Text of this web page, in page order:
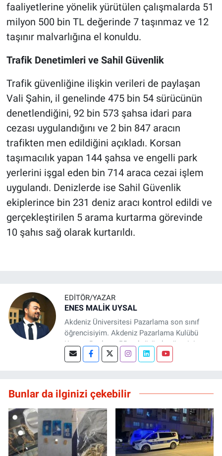
faaliyetlerine yönelik yürütülen çalışmalarda 51
milyon 500 bin TL değerinde 7 taşınmaz ve 12
taşınır malvarlığına el konuldu.
Trafik Denetimleri ve Sahil Güvenlik
Trafik güvenliğine ilişkin verileri de paylaşan
Vali Şahin, il genelinde 475 bin 54 sürücünün
denetlendiğini, 92 bin 573 şahsa idari para
cezası uygulandığını ve 2 bin 847 aracın
trafikten men edildiğini açıkladı. Korsan
taşımacılık yapan 144 şahsa ve engelli park
yerlerini işgal eden bin 714 araca cezai işlem
uygulandı. Denizlerde ise Sahil Güvenlik
ekiplerince bin 231 deniz aracı kontrol edildi ve
gerçekleştirilen 5 arama kurtarma görevinde
10 şahıs sağ olarak kurtarıldı.
EDITÖR/YAZAR
ENES MALİK UYSAL
Akdeniz Üniversitesi Pazarlama son sınıf
öğrencisiyim. Akdeniz Pazarlama Kulübü
Kurucu Başkanı, PR sektöründe yönetici
asistanı ve Basın Antalya sitesinde editör
dürüst, stratejik ve veri odaklı içerikler
üretmeye odaklanıyorum. Marka iletişimi ve
dijital pazarlama alanında değer yaratmayı
hedefliyorum.
Bunlar da ilginizi çekebilir